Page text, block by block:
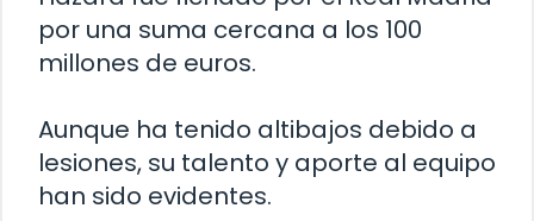
por una suma cercana a los 100
millones de euros.
Aunque ha tenido altibajos debido a
lesiones, su talento y aporte al equipo
han sido evidentes.